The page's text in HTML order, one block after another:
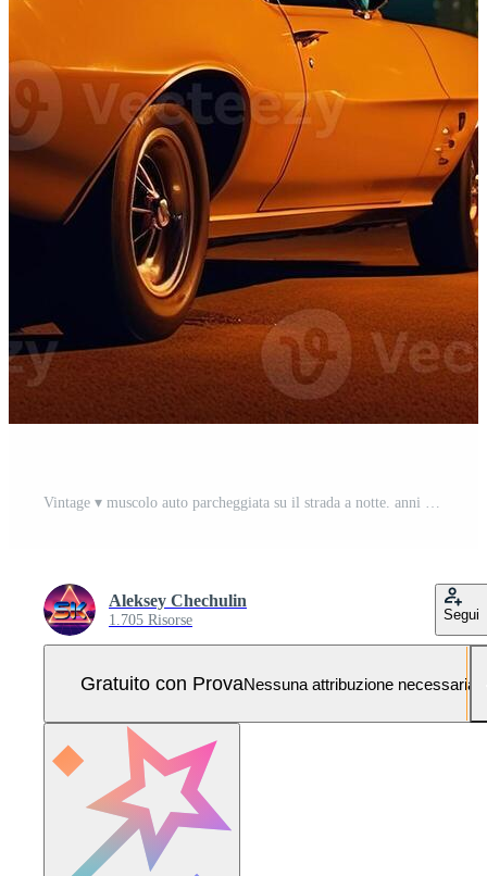
Vintage ▾ muscolo auto parcheggiata su il strada a notte. anni 80 styled synthwave retrò scena con potente guidare nel sera. generato ai. Foto Pro
Aleksey Chechulin
1.705 Risorse Segui
Gratuito con ProvaNessuna attribuzione necessaria